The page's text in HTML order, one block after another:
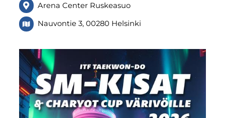
Arena Center Ruskeasuo
Nauvontie 3, 00280 Helsinki